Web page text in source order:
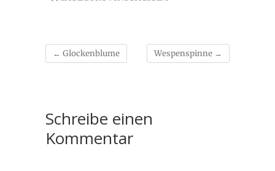
← Glockenblume Wespenspinne →
Schreibe einen
Kommentar